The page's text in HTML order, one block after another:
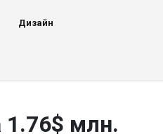
Дизайн
1.76$ млн.